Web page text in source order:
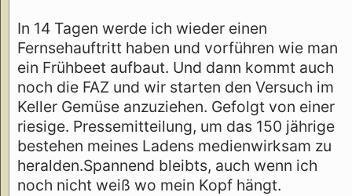
In 14 Tagen werde ich wieder einen
Fernsehauftritt haben und vorführen wie man
ein Frühbeet aufbaut. Und dann kommt auch
noch die FAZ und wir starten den Versuch im
Keller Gemüse anzuziehen. Gefolgt von einer
riesige. Pressemitteilung, um das 150 jährige
bestehen meines Ladens medienwirksam zu
heralden.Spannend bleibts, auch wenn ich
noch nicht weiß wo mein Kopf hängt.